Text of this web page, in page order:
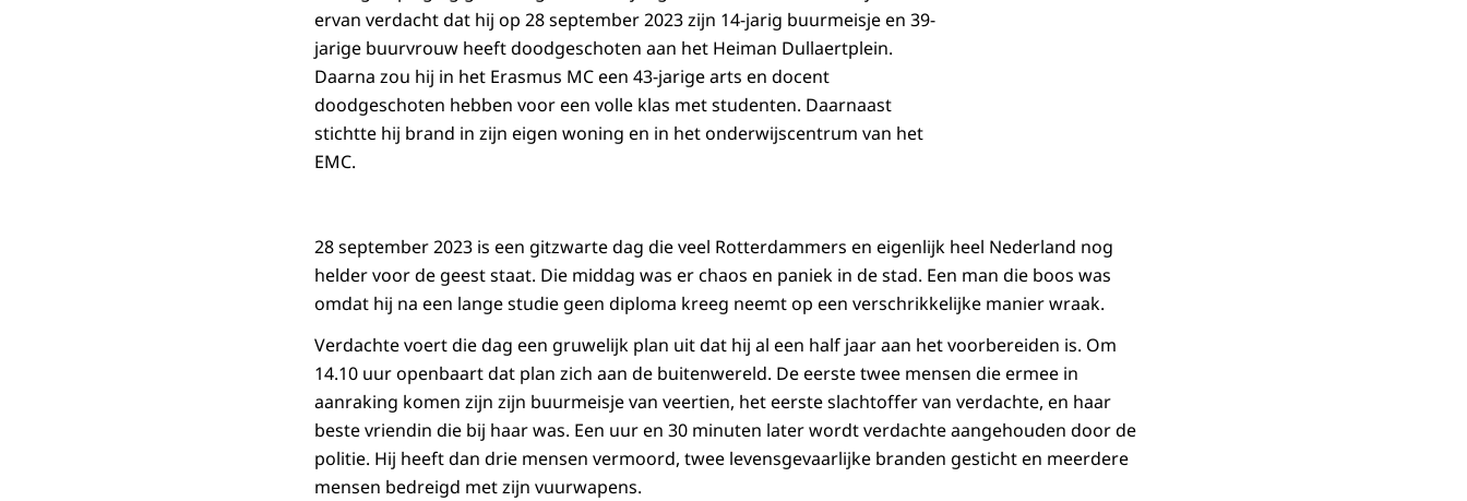
ervan verdacht dat hij op 28 september 2023 zijn 14-jarig buurmeisje en 39-
jarige buurvrouw heeft doodgeschoten aan het Heiman Dullaertplein.
Daarna zou hij in het Erasmus MC een 43-jarige arts en docent
doodgeschoten hebben voor een volle klas met studenten. Daarnaast
stichtte hij brand in zijn eigen woning en in het onderwijscentrum van het
EMC.
28 september 2023 is een gitzwarte dag die veel Rotterdammers en eigenlijk heel Nederland nog
helder voor de geest staat. Die middag was er chaos en paniek in de stad. Een man die boos was
omdat hij na een lange studie geen diploma kreeg neemt op een verschrikkelijke manier wraak.
Verdachte voert die dag een gruwelijk plan uit dat hij al een half jaar aan het voorbereiden is. Om
14.10 uur openbaart dat plan zich aan de buitenwereld. De eerste twee mensen die ermee in
aanraking komen zijn zijn buurmeisje van veertien, het eerste slachtoffer van verdachte, en haar
beste vriendin die bij haar was. Een uur en 30 minuten later wordt verdachte aangehouden door de
politie. Hij heeft dan drie mensen vermoord, twee levensgevaarlijke branden gesticht en meerdere
mensen bedreigd met zijn vuurwapens.